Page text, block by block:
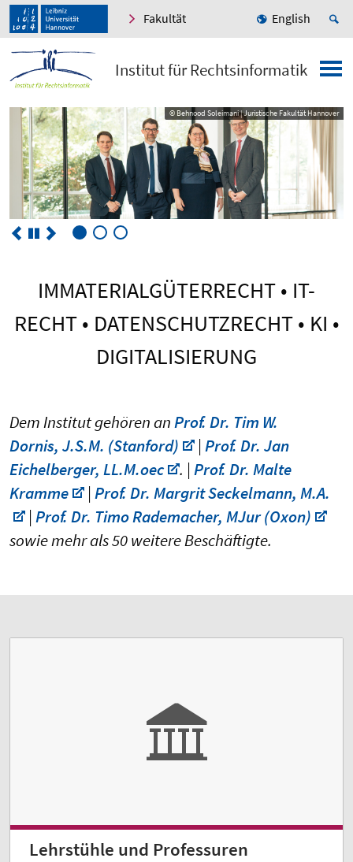
Fakultät English
Institut für Rechtsinformatik
© Behnood Soleimani | Juristische Fakultät Hannover
© Behnood Soleimani | Juristische Fakultät Hannover
IMMATERIALGÜTERRECHT • IT-
RECHT • DATENSCHUTZRECHT • KI •
DIGITALISIERUNG
Dem Institut gehören anProf. Dr. Tim W.
Dornis, J.S.M. (Stanford)
|Prof. Dr. Jan
Eichelberger, LL.M.oec
. |Prof. Dr. Malte
Kramme
|Prof. Dr. Margrit Seckelmann, M.A.
|Prof. Dr. Timo Rademacher, MJur (Oxon)
sowie mehr als 50 weitere Beschäftigte.
Lehrstühle und Professuren